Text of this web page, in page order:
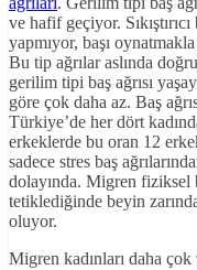
ve hafif geçiyor.
yapmıyor, başı
Bu tip ağrılar aslında
gerilim tipi baş ağrısı
göre çok daha az. Baş
Türkiye’de her dört
erkeklerde bu oran 12
sadece stres baş
dolayında. Migren fiziksel
tetiklediğinde beyin
oluyor.
Migren kadınları daha